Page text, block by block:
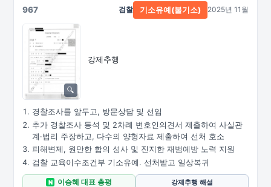
967
강제추행
검찰 기소유예(불기소) 2025년 11월
경찰조사를 앞두고, 방문상담 및 선임
추가 경찰조사 동석 및 2차례 변호인의견서 제출하여 사실관
계·법리 주장하고, 다수의 양형자료 제출하여 선처 호소
피해변제, 원만한 합의 성사 및 진지한 재범예방 노력 지원
검찰 교육이수조건부 기소유예. 선처받고 일상복귀
N 이승혜 대표 총평 강제추행 해설